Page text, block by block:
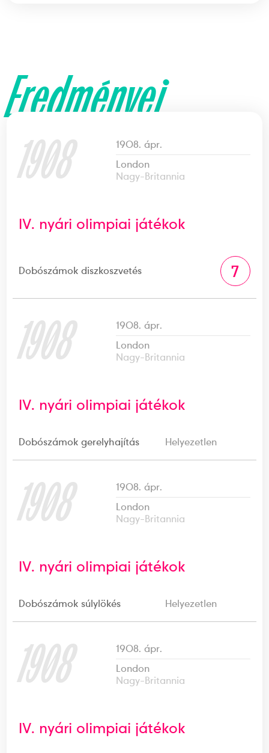
Eredményei
1908
1908. ápr.
London
Nagy-Britannia
IV. nyári olimpiai játékok
Dobószámok diszkoszvetés 7
1908
1908. ápr.
London
Nagy-Britannia
IV. nyári olimpiai játékok
Dobószámok gerelyhajítás Helyezetlen
1908
1908. ápr.
London
Nagy-Britannia
IV. nyári olimpiai játékok
Dobószámok súlylökés Helyezetlen
1908
1908. ápr.
London
Nagy-Britannia
IV. nyári olimpiai játékok